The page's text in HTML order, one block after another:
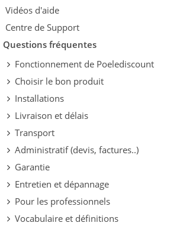
Vidéos d'aide
Centre de Support
Questions fréquentes
Fonctionnement de Poelediscount
Choisir le bon produit
Installations
Livraison et délais
Transport
Administratif (devis, factures..)
Garantie
Entretien et dépannage
Pour les professionnels
Vocabulaire et définitions